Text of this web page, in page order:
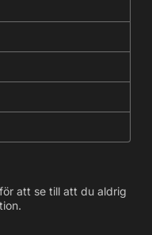
att se till att du aldrig